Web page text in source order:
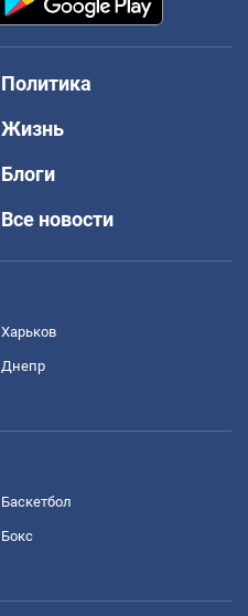
Политика
Жизнь
Блоги
Все новости
Харьков
Днепр
Баскетбол
Бокс